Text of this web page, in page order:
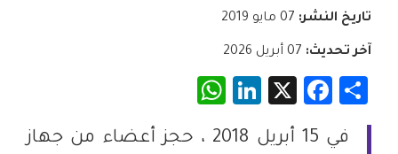
تاريخ النشر:
آخر تحديث:
Share
Facebook
LinkedIn
في 15 أبريل 2018 ، حجز أعضاء من جهاز